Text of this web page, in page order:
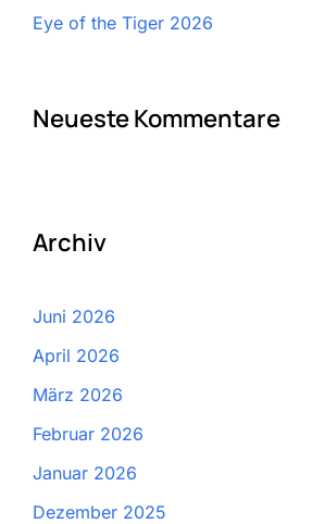
Eye of the Tiger 2026
Neueste Kommentare
Archiv
Juni 2026
April 2026
März 2026
Februar 2026
Januar 2026
Dezember 2025